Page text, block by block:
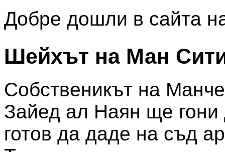
Добре дошли в сайта
Шейхът на Ман
Собственикът на
Зайед ал Наян ще гони
готов да даде на съд